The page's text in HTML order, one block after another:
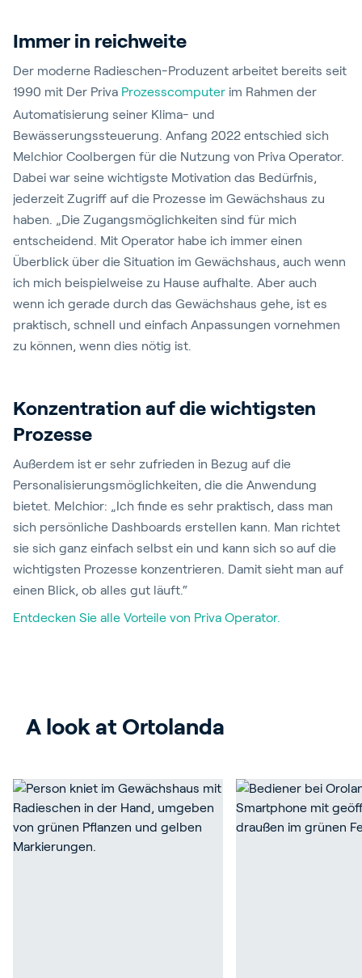
Immer in reichweite
Der moderne Radieschen-Produzent arbeitet bereits seit
1990 mit Der Priva Prozesscomputer im Rahmen der
Automatisierung seiner Klima- und
Bewässerungssteuerung. Anfang 2022 entschied sich
Melchior Coolbergen für die Nutzung von Priva Operator.
Dabei war seine wichtigste Motivation das Bedürfnis,
jederzeit Zugriff auf die Prozesse im Gewächshaus zu
haben. „Die Zugangsmöglichkeiten sind für mich
entscheidend. Mit Operator habe ich immer einen
Überblick über die Situation im Gewächshaus, auch wenn
ich mich beispielweise zu Hause aufhalte. Aber auch
wenn ich gerade durch das Gewächshaus gehe, ist es
praktisch, schnell und einfach Anpassungen vornehmen
zu können, wenn dies nötig ist.
Konzentration auf die wichtigsten
Prozesse
Außerdem ist er sehr zufrieden in Bezug auf die
Personalisierungsmöglichkeiten, die die Anwendung
bietet. Melchior: „Ich finde es sehr praktisch, dass man
sich persönliche Dashboards erstellen kann. Man richtet
sie sich ganz einfach selbst ein und kann sich so auf die
wichtigsten Prozesse konzentrieren. Damit sieht man auf
einen Blick, ob alles gut läuft.“
Entdecken Sie alle Vorteile von Priva Operator.
A look at Ortolanda